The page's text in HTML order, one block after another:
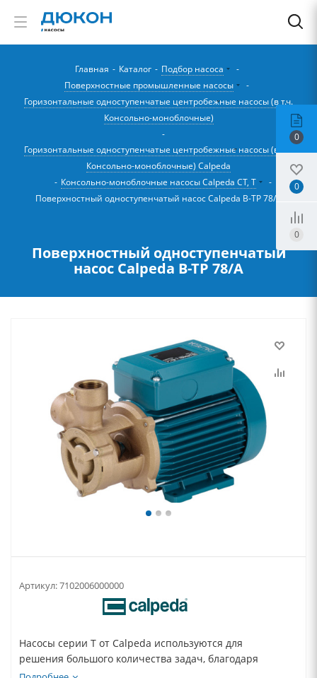
Главная - Каталог - Подбор насоса
-
Поверхностные промышленные насосы
-
Горизонтальные одноступенчатые центробежные насосы (в т.ч.
Консольно-моноблочные)
-
Горизонтальные одноступенчатые центробежные насосы (в т.ч.
Консольно-моноблочные) Calpeda
- Консольно-моноблочные насосы Calpeda CT, T
-
Поверхностный одноступенчатый насос Calpeda B-TP 78/A
Поверхностный одноступенчатый
насос Calpeda B-TP 78/A
Артикул:7102006000000
Насосы серии T от Calpeda используются для
решения большого количества задач, благодаря
техническим...
0
0
0